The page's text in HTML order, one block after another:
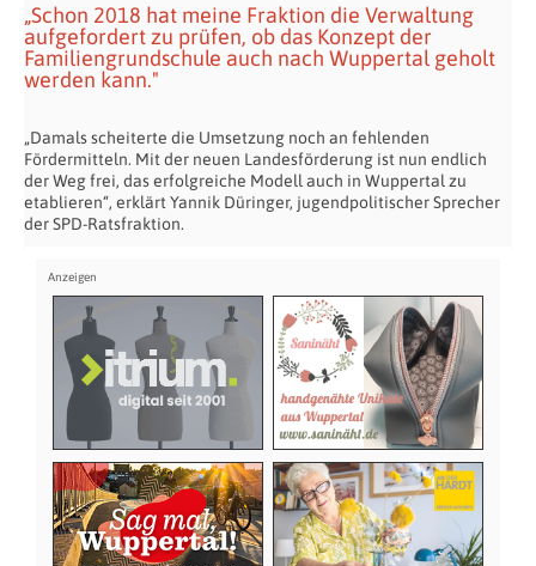
„Schon 2018 hat meine Fraktion die Verwaltung
aufgefordert zu prüfen, ob das Konzept der
Familiengrundschule auch nach Wuppertal geholt
werden kann."
„Damals scheiterte die Umsetzung noch an fehlenden
Fördermitteln. Mit der neuen Landesförderung ist nun endlich
der Weg frei, das erfolgreiche Modell auch in Wuppertal zu
etablieren“, erklärt Yannik Düringer, jugendpolitischer Sprecher
der SPD-Ratsfraktion.